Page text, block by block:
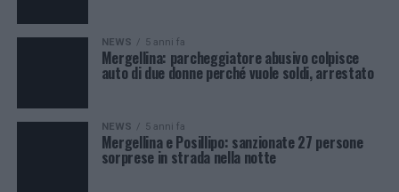
NEWS 5 anni fa
Mergellina: parcheggiatore abusivo colpisce
auto di due donne perché vuole soldi, arrestato
NEWS 5 anni fa
Mergellina e Posillipo: sanzionate 27 persone
sorprese in strada nella notte